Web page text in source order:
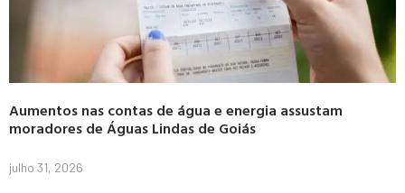
Aumentos nas contas de água e energia assustam
moradores de Águas Lindas de Goiás
julho 31, 2026